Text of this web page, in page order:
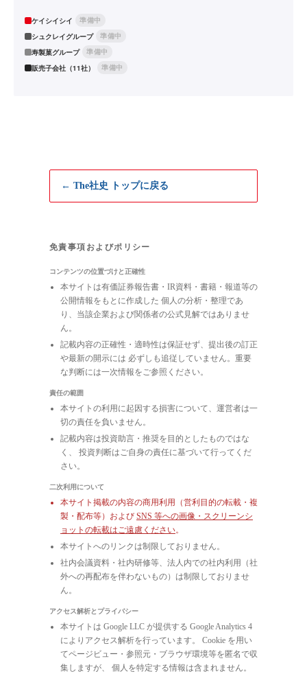
ケイシイシイ
準備中
シュクレイグループ
準備中
寿製菓グループ
準備中
販売子会社（11社）
準備中
← The社史 トップに戻る
免責事項およびポリシー
コンテンツの位置づけと正確性
本サイトは有価証券報告書・IR資料・書籍・報道等の
公開情報をもとに作成した 個人の分析・整理であ
り、当該企業および関係者の公式見解ではありませ
ん。
記載内容の正確性・適時性は保証せず、提出後の訂正
や最新の開示には 必ずしも追従していません。重要
な判断には一次情報をご参照ください。
責任の範囲
本サイトの利用に起因する損害について、運営者は一
切の責任を負いません。
記載内容は投資助言・推奨を目的としたものではな
く、 投資判断はご自身の責任に基づいて行ってくだ
さい。
二次利用について
本サイト掲載の内容の商用利用（営利目的の転載・複
製・配布等）および SNS 等への画像・スクリーンシ
ョットの転載はご遠慮ください。
本サイトへのリンクは制限しておりません。
社内会議資料・社内研修等、法人内での社内利用（社
外への再配布を伴わないもの）は制限しておりませ
ん。
アクセス解析とプライバシー
本サイトは Google LLC が提供する Google Analytics 4
によりアクセス解析を行っています。 Cookie を用い
てページビュー・参照元・ブラウザ環境等を匿名で収
集しますが、 個人を特定する情報は含まれません。